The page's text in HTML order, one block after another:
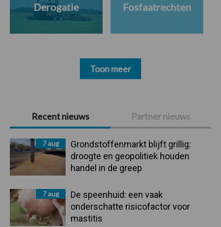
Primaire
Sidebar
Recent nieuws Partner nieuws
7 aug
Grondstoffenmarkt blijft grillig:
droogte en geopolitiek houden
handel in de greep
7 aug
De speenhuid: een vaak
onderschatte risicofactor voor
mastitis
Derogatie Fosfaatrechten
Toon meer